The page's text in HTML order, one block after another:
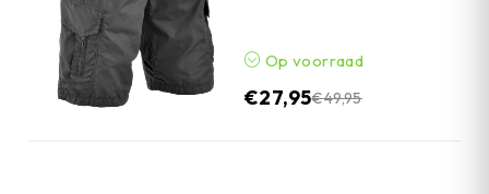
Op voorraad
€49,95
€27,95